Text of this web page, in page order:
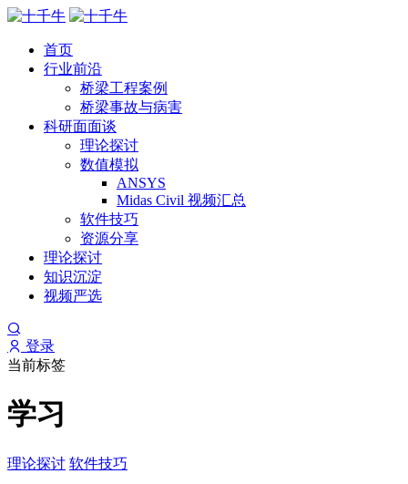
首页
行业前沿
桥梁工程案例
桥梁事故与病害
科研面面谈
理论探讨
数值模拟
ANSYS
Midas Civil 视频汇总
软件技巧
资源分享
理论探讨
知识沉淀
视频严选
登录
当前标签
学习
理论探讨 软件技巧